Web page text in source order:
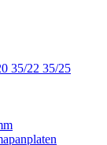
35/22 35/25